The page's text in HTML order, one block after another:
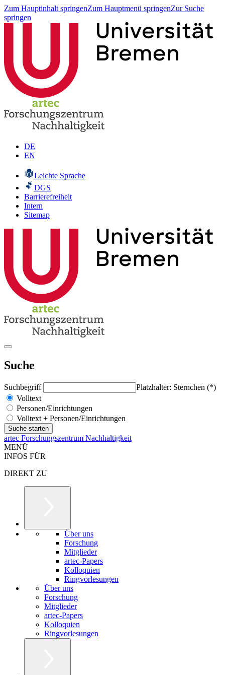
Zum Hauptinhalt springenZum Hauptmenü springenZur Suche
springen
DE
EN
Leichte Sprache
DGS
Barrierefreiheit
Intern
Sitemap
Suche
Suchbegriff
Platzhalter: Sternchen (*)
Volltext
Personen/Einrichtungen
Volltext + Personen/Einrichtungen
artec Forschungszentrum Nachhaltigkeit
MENÜ
INFOS FÜR
DIREKT ZU
Über uns
Forschung
Mitglieder
artec-Papers
Kolloquien
Ringvorlesungen
Über uns
Forschung
Mitglieder
artec-Papers
Kolloquien
Ringvorlesungen